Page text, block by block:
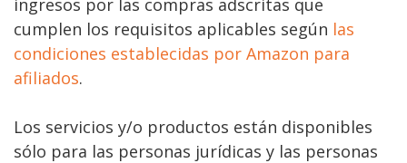
ingresos por las compras adscritas que
cumplen los requisitos aplicables según las
condiciones establecidas por Amazon para
afiliados.
Los servicios y/o productos están disponibles
sólo para las personas jurídicas y las personas